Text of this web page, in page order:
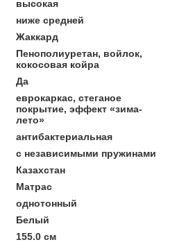
высокая
ниже средней
Жаккард
Пенополиуретан, войлок,
кокосовая койра
Да
еврокаркас, стеганое
покрытие, эффект «зима-
лето»
антибактериальная
с независимыми пружинами
Казахстан
Матрас
однотонный
Белый
155.0 см